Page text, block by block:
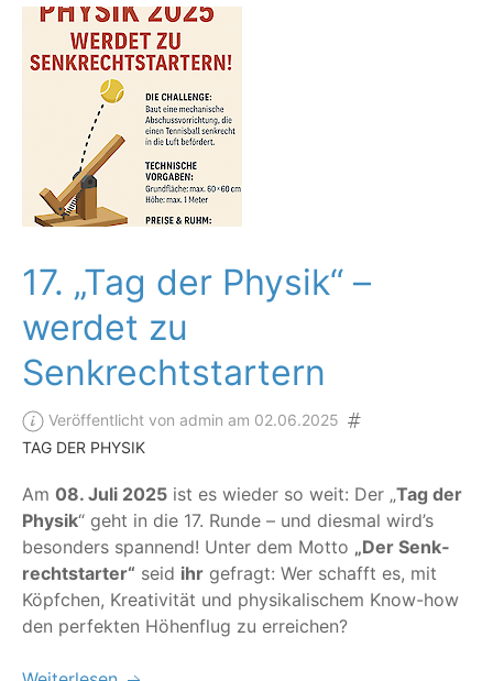
17. „Tag der Physik“ –
werdet zu
Senkrechtstartern
Veröffentlicht von admin am 02.06.2025
TAG DER PHYSIK
Am 08. Juli 2025 ist es wie­der so weit: Der „Tag der
Phy­sik“ geht in die 17. Run­de – und dies­mal wird’s
beson­ders span­nend! Unter dem Mot­to „Der Senk­
recht­star­ter“ seid ihr gefragt: Wer schafft es, mit
Köpf­chen, Krea­ti­vi­tät und phy­si­ka­li­schem Know-how
den per­fek­ten Höhen­flug zu erreichen?